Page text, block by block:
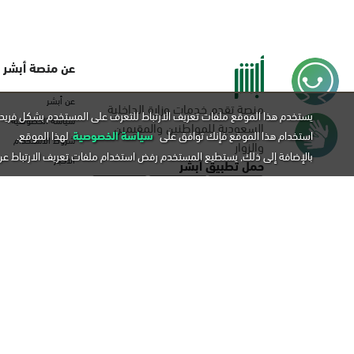
منصة تقدم خدمات وزارة الداخلية
السعودية للمواطنين والمقيمين
والزوار
حمل تطبيق أبشر
عن منصة أبشر
عن أبشر
سياسة الخصوصية
شروط الاستخدام
الاخبار
اتفاقية مستوى
يستخدم هذا الموقع ملفات تعريف الارتباط للتعرف على المستخدم بشكل
استخدام هذا الموقع فإنك توافق على سياسة الخصوصية لهذا الموقع.
بالإضافة إلى ذلك, يستطيع المستخدم رفض استخدام ملفات تعريف